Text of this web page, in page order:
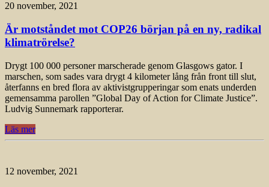
20 november, 2021
Är motståndet mot COP26 början på en ny, radikal
klimatrörelse?
Drygt 100 000 personer marscherade genom Glasgows gator. I
marschen, som sades vara drygt 4 kilometer lång från front till slut,
återfanns en bred flora av aktivistgrupperingar som enats underden
gemensamma parollen ”Global Day of Action for Climate Justice”.
Ludvig Sunnemark rapporterar.
Läs mer
12 november, 2021